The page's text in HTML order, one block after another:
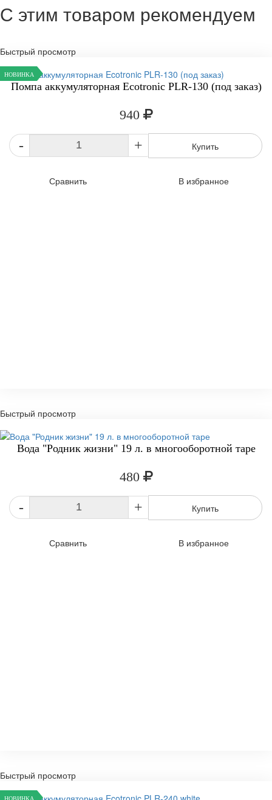
С этим товаром рекомендуем
Быстрый просмотр
НОВИНКА
Помпа аккумуляторная Ecotronic PLR-130 (под заказ)
940
- + Купить
Сравнить В избранное
Быстрый просмотр
Вода "Родник жизни" 19 л. в многооборотной таре
480
- + Купить
Сравнить В избранное
Быстрый просмотр